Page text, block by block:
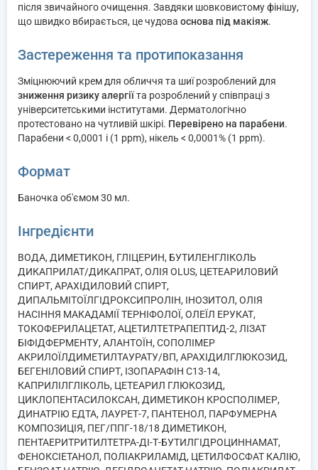
після звичайного очищення. Завдяки шовковистому фінішу,
що швидко вбирається, це чудова основа під макіяж.
Застереження та протипоказання
Зміцнюючий крем для обличчя та шиї розроблений для
зниження ризику алергіїта розроблений у співпраці з
університетськими інститутами. Дерматологічно
протестовано на чутливій шкірі. Перевірено на парабени.
Парабени < 0,0001 і (1 ppm), нікель < 0,0001% (1 ppm).
Формат
Баночка об'ємом 30 мл.
Інгредієнти
ВОДА, ДИМЕТИКОН, ГЛІЦЕРИН, БУТИЛЕНГЛІКОЛЬ
ДИКАПРИЛАТ/ДИКАПРАТ, ОЛІЯ OLUS, ЦЕТЕАРИЛОВИЙ
СПИРТ, АРАХІДИЛОВИЙ СПИРТ,
ДИПАЛЬМІТОЇЛГІДРОКСИПРОЛІН, ІНОЗИТОЛ, ОЛІЯ
НАСІННЯ МАКАДАМІЇ ТЕРНІФОЛОЇ, ОЛЕЇЛ ЕРУКАТ,
ТОКОФЕРИЛАЦЕТАТ, АЦЕТИЛТЕТРАПЕПТИД-2, ЛІЗАТ
БІФІДФЕРМЕНТУ, АЛАНТОЇН, СОПОЛІМЕР
АКРИЛОЇЛДИМЕТИЛТАУРАТУ/ВП, АРАХІДИЛГЛЮКОЗИД,
БЕГЕНІЛОВИЙ СПИРТ, ІЗОПАРАФІН С13-14,
КАПРИЛІЛГЛІКОЛЬ, ЦЕТЕАРИЛ ГЛЮКОЗИД,
ЦИКЛОПЕНТАСИЛОКСАН, ДИМЕТИКОН КРОСПОЛІМЕР,
ДИНАТРІЮ ЕДТА, ЛАУРЕТ-7, ПАНТЕНОЛ, ПАРФУМЕРНА
КОМПОЗИЦІЯ, ПЕГ/ППГ-18/18 ДИМЕТИКОН,
ПЕНТАЕРИТРИТИЛТЕТРА-ДІ-Т-БУТИЛГІДРОЦИННАМАТ,
ФЕНОКСІЕТАНОЛ, ПОЛІАКРИЛАМІД, ЦЕТИЛФОСФАТ КАЛІЮ,